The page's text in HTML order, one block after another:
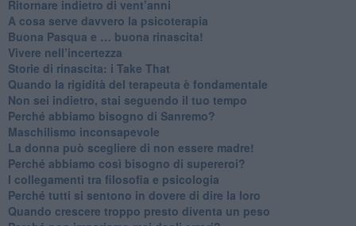
Ritornare indietro di vent’anni
​A cosa serve davvero la psicoterapia
​Buona Pasqua e … buona rinascita!
​Vivere nell’incertezza
​Storie di rinascita: i Take That
​Quando la rigidità del terapeuta è fondamentale
​Non sei indietro, stai seguendo il tuo tempo
​Perché abbiamo bisogno di Sanremo?
​Maschilismo inconsapevole
​La donna può scegliere di non essere madre!
​Perché abbiamo così bisogno di supereroi?
​I collegamenti tra filosofia e psicologia
​Perché tutti si sentono in dovere di dire la loro
​Quando crescere troppo presto diventa un peso